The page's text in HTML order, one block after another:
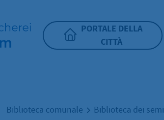
PORTALE DELLA
CITTÀ
Biblioteca comunale
Biblioteca dei semi